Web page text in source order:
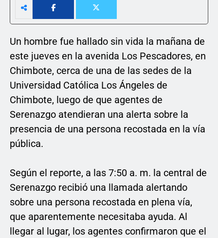
Un hombre fue hallado sin vida la mañana de
este jueves en la avenida Los Pescadores, en
Chimbote, cerca de una de las sedes de la
Universidad Católica Los Ángeles de
Chimbote, luego de que agentes de
Serenazgo atendieran una alerta sobre la
presencia de una persona recostada en la vía
pública.
Según el reporte, a las 7:50 a. m. la central de
Serenazgo recibió una llamada alertando
sobre una persona recostada en plena vía,
que aparentemente necesitaba ayuda. Al
llegar al lugar, los agentes confirmaron que el